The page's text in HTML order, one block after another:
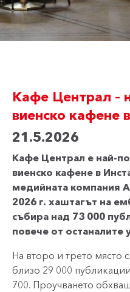
Кафе Централ –
виенско кафене
21.5.2026
Кафе Централ е най-
виенско кафене в
медийната компания
2026 г. хаштагът на
събира над 73 000
повече от останалите
На второ и трето място
близо 29 000
700. Проучването